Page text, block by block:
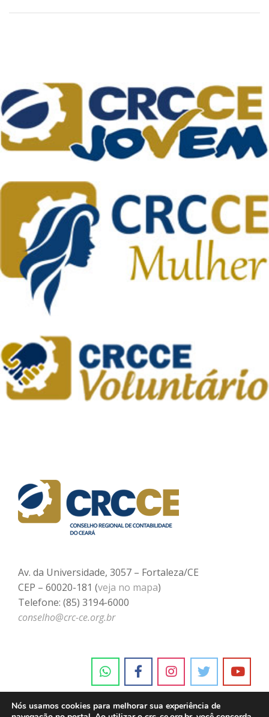
Av. da Universidade, 3057 – Fortaleza/CE
CEP – 60020-181 (veja no mapa)
Telefone: (85) 3194-6000
conselho@crc-ce.org.br
Nós usamos cookies para melhorar sua experiência de